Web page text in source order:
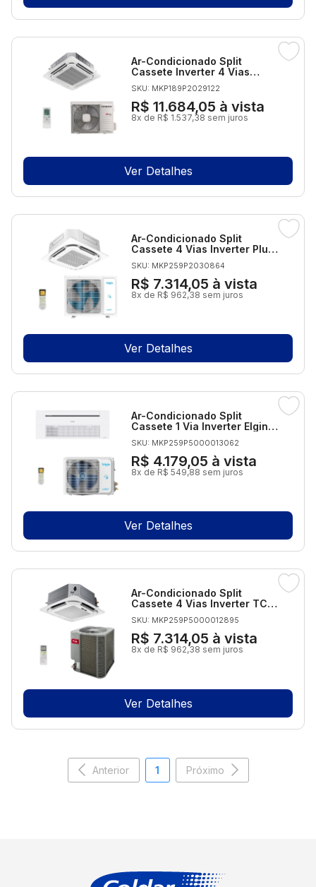
Ar-Condicionado Split
Cassete Inverter 4 Vias
BTUs Quente/Frio 220V
Monofásico
SKU: MKP189P2029122
R$ 11.684,05 à vista
8x de R$ 1.537,38 sem juros
Ver Detalhes
Ar-Condicionado Split
Cassete 4 Vias Inverter Plus
Frio 220V Monofásico
SKU: MKP259P2030864
R$ 7.314,05 à vista
8x de R$ 962,38 sem juros
Ver Detalhes
Ar-Condicionado Split
Cassete 1 Via Inverter Elgin
Quente/Frio 220V
Monofásico
SKU: MKP259P5000013062
R$ 4.179,05 à vista
8x de R$ 549,88 sem juros
Ver Detalhes
Ar-Condicionado Split
Cassete 4 Vias Inverter TCL
Monofásico
SKU: MKP259P5000012895
R$ 7.314,05 à vista
8x de R$ 962,38 sem juros
Ver Detalhes
Anterior 1 Próximo